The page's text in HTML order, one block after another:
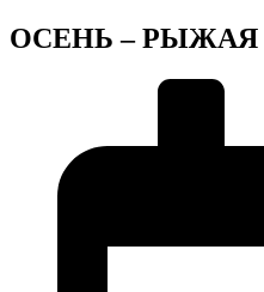
ОСЕНЬ –